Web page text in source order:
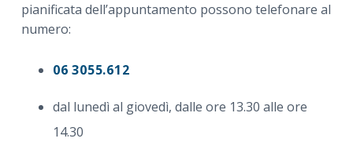
pianificata dell’appuntamento possono telefonare al
numero:
06 3055.612
dal lunedì al giovedì, dalle ore 13.30 alle ore
14.30